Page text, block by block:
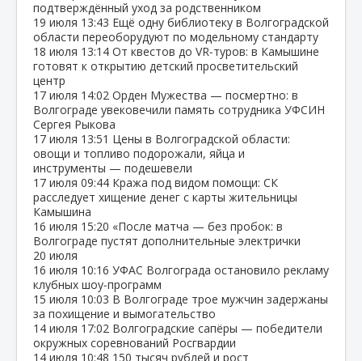
подтверждённый уход за родственником
19 июля 13:43 Ещё одну библиотеку в Волгоградской
области переоборудуют по модельному стандарту
18 июля 13:14 От квестов до VR‑туров: в Камышине
готовят к открытию детский просветительский
центр
17 июля 14:02 Орден Мужества — посмертно: в
Волгограде увековечили память сотрудника УФСИН
Сергея Рыкова
17 июля 13:51 Цены в Волгоградской области:
овощи и топливо подорожали, яйца и
инструменты — подешевели
17 июля 09:44 Кража под видом помощи: СК
расследует хищение денег с карты жительницы
Камышина
16 июля 15:20 «После матча — без пробок: в
Волгограде пустят дополнительные электрички
20 июля
16 июля 10:16 УФАС Волгограда остановило рекламу
клубных шоу‑программ
15 июля 10:03 В Волгограде трое мужчин задержаны
за похищение и вымогательство
14 июля 17:02 Волгоградские сапёры — победители
окружных соревнований Росгвардии
14 июля 10:48 150 тысяч рублей и рост